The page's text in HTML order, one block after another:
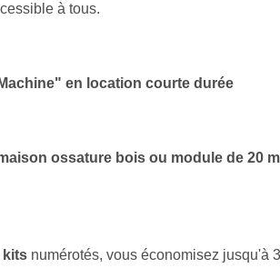
à tous.
en location courte durée
ossature bois ou module de 20
kits numérotés, vous économisez jusqu'à